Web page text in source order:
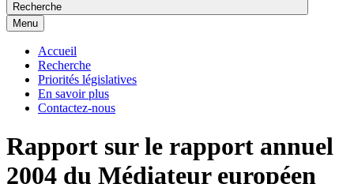
Recherche
Menu
Accueil
Recherche
Priorités législatives
En savoir plus
Contactez-nous
Rapport sur le rapport annuel
2004 du Médiateur européen